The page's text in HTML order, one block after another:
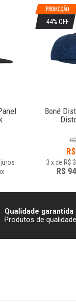
44% OFF
Boné
R$
R$
3 xde R$
R$
Qualidade garantida
Produtos de